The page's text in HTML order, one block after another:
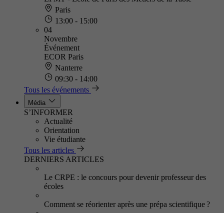
Paris
13:00 - 15:00
04
Novembre
Événement
ECOR Paris
Nanterre
09:30 - 14:00
Tous les événements
Média
S’INFORMER
Actualité
Orientation
Vie étudiante
Tous les articles
DERNIERS ARTICLES
Le CRPE : le concours pour devenir professeur des
écoles
Comment se réorienter après une prépa scientifique ?